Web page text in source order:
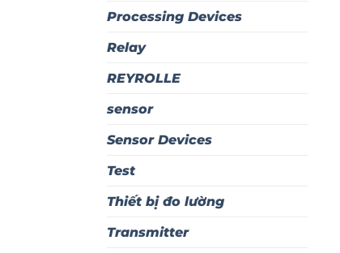
Processing Devices
Relay
REYROLLE
sensor
Sensor Devices
Test
Thiết bị đo lường
Transmitter